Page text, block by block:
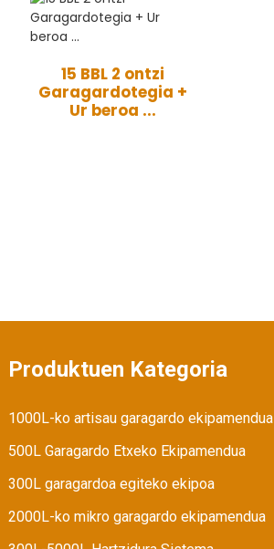
15 BBL 2 ontzi
Garagardotegia +
Ur beroa ...
Produktuen Kategoria
1000L-ko artisau garagardo ekipamendua
500L Garagardo Etxeko Ekipamendua
300L garagardoa egiteko ekipoa
2000L-ko mikro garagardo ekipamendua